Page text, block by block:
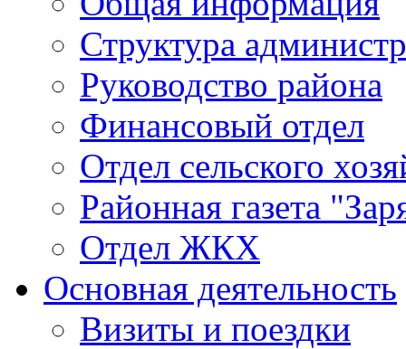
Структура
Руководство района
Финансовый отдел
Отдел сельского
Районная газета
Отдел ЖКХ
Основная деятельность
Визиты и поездки